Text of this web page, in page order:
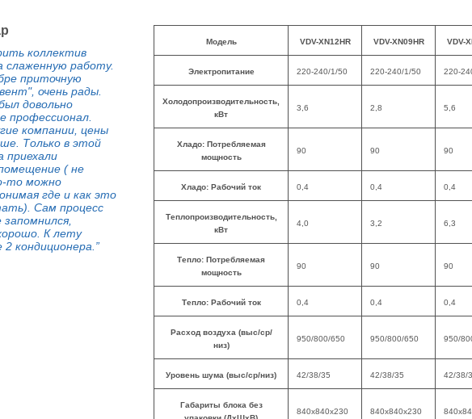
Модель VDV-XN12HR VDV-XN09HR VDV-
Электропитание 220-240/1/50 220-240/1/50 220-
Холодопроизводительность,
кВт
3,6 2,8 5,6
Хладо: Потребляемая
мощность
90 90 90
Хладо: Рабочий ток 0,4 0,4 0,4
Теплопроизводительность,
кВт
4,0 3,2 6,3
Тепло: Потребляемая
мощность
90 90 90
Тепло: Рабочий ток 0,4 0,4 0,4
Расход воздуха (выс/ср/
низ)
950/800/650 950/800/650 950/
Уровень шума (выс/ср/низ) 42/38/35 42/38/35 42/38/
Габариты блока без
840х840х230 840х840х230
коллектив
слаженную работу.
приточную
очень рады.
довольно
профессионал.
компании, цены
Только в этой
приехали
( не
то можно
где и как это
Сам процесс
К лету
кондиционера.”